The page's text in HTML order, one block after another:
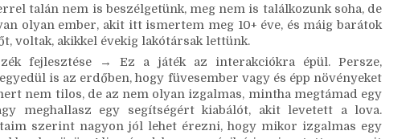
íráshoz, csak úgy jó dolog) → Aki ide jön, annak már van egy
élvezi az írós játékokat, és én eddig úgy tapasztaltam, a
elég színes és nyitott népség. Persze, a legtöbb
talán nem is beszélgetünk, meg nem is találkozunk soha, de
olyan ember, akit itt ismertem meg 10+ éve, és máig barátok
voltak, akikkel évekig lakótársak lettünk.
fejlesztése → Ez a játék az interakciókra épül. Persze,
is az erdőben, hogy füvesember vagy és épp növényeket